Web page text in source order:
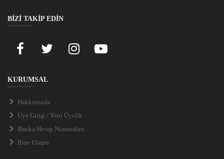
BİZİ TAKİP EDİN
KURUMSAL
Hakkımızda
Üye Girişi / Yeni Üyelik
Banka Hesap Numaraları
Bize Ulaşın